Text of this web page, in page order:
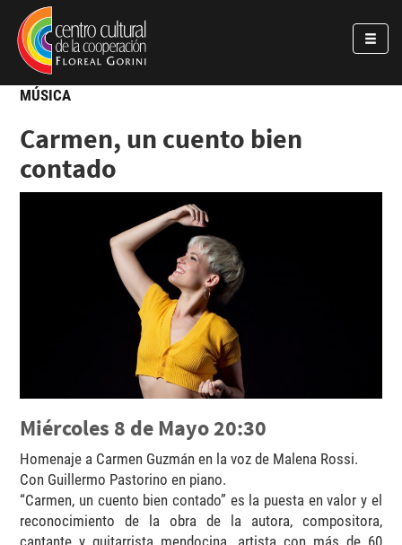
Pasar al contenido principal
Jump to main content
MÚSICA
Carmen, un cuento bien
contado
Miércoles 8 de Mayo 20:30
Homenaje a Carmen Guzmán en la voz de Malena Rossi.
Con Guillermo Pastorino en piano.
“Carmen, un cuento bien contado” es la puesta en valor y el
reconocimiento de la obra de la autora, compositora,